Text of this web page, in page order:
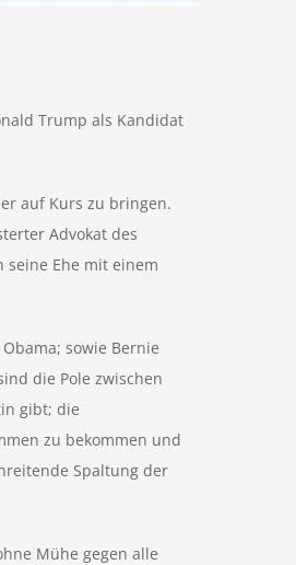
Trump als Kandidat
auf Kurs zu bringen.
Advokat des
seine Ehe mit einem
sowie Bernie
die Pole zwischen
gibt; die
zu bekommen und
Spaltung der
Mühe gegen alle